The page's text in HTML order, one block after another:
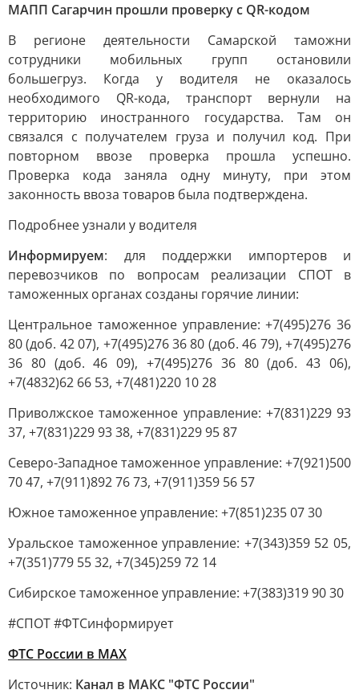
МАПП Сагарчин прошли проверку с QR-кодом
В регионе деятельности Самарской таможни
сотрудники мобильных групп остановили
большегруз. Когда у водителя не оказалось
необходимого QR-кода, транспорт вернули на
территорию иностранного государства. Там он
связался с получателем груза и получил код. При
повторном ввозе проверка прошла успешно.
Проверка кода заняла одну минуту, при этом
законность ввоза товаров была подтверждена.
Подробнее узнали у водителя
Информируем: для поддержки импортеров и
перевозчиков по вопросам реализации СПОТ в
таможенных органах созданы горячие линии:
Центральное таможенное управление: +7(495)276 36
80 (доб. 42 07), +7(495)276 36 80 (доб. 46 79), +7(495)276
36 80 (доб. 46 09), +7(495)276 36 80 (доб. 43 06),
+7(4832)62 66 53, +7(481)220 10 28
Приволжское таможенное управление: +7(831)229 93
37, +7(831)229 93 38, +7(831)229 95 87
Северо-Западное таможенное управление: +7(921)500
70 47, +7(911)892 76 73, +7(911)359 56 57
Южное таможенное управление: +7(851)235 07 30
Уральское таможенное управление: +7(343)359 52 05,
+7(351)779 55 32, +7(345)259 72 14
Сибирское таможенное управление: +7(383)319 90 30
#СПОТ #ФТСинформирует
ФТС России в MAX
Источник: Канал в МАКС "ФТС России"